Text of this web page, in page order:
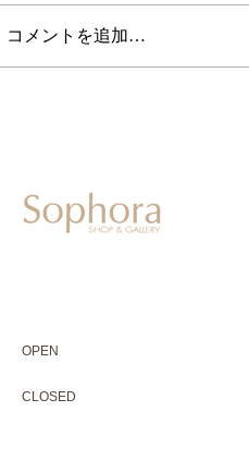
コメントを追加…
OPEN
CLOSED